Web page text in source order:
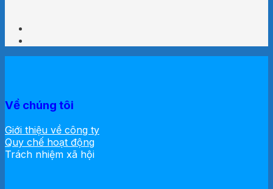
Về chúng tôi
Giới thiệu về công ty
Quy chế hoạt động
Trách nhiệm xã hội